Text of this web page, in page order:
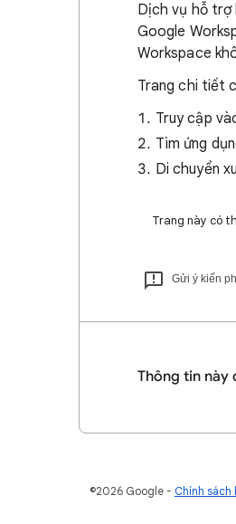
Dịch vụ hỗ trợ
Google
Workspace
Trang chi tiết
Truy cập
Tìm ứng
Di chuyển
Trang này có
Gửi ý kiến
Thông tin này
©2026 Google Chính sách